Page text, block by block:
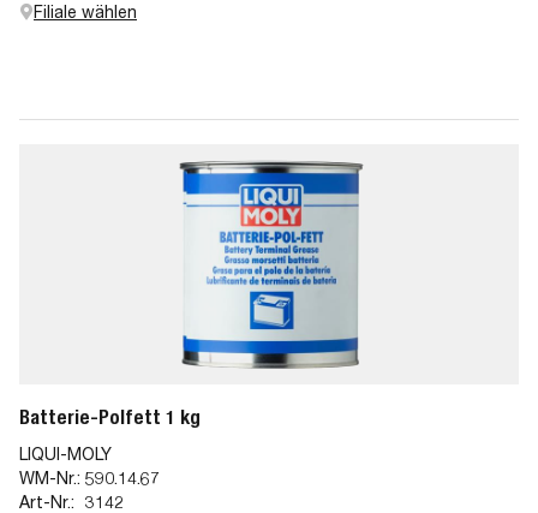
Filiale wählen
Batterie-Polfett 1 kg
LIQUI-MOLY
WM-Nr.: 590.14.67
Art-Nr.: 3142